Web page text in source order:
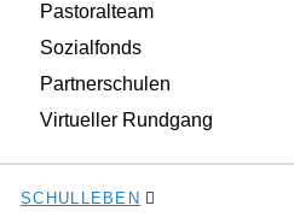
Pastoralteam
Sozialfonds
Partnerschulen
Virtueller Rundgang
SCHULLEBEN